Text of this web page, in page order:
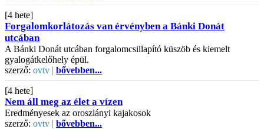
[4 hete]
Forgalomkorlátozás van érvényben a Bánki Donát
utcában
A Bánki Donát utcában forgalomcsillapító küszöb és kiemelt
gyalogátkelőhely épül.
szerző: ovtv | bővebben...
[4 hete]
Nem áll meg az élet a vízen
Eredményesek az oroszlányi kajakosok
szerző: ovtv | bővebben...